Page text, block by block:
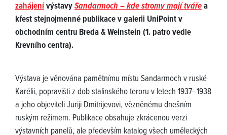
zahájenívýstavySandarmoch – kde stromy mají tvářea
křest stejnojmenné publikace v galerii UniPoint v
obchodním centru Breda & Weinstein (1. patro vedle
Krevního centra).
Výstava je věnována pamětnímu místu Sandarmoch v ruské
Karélii, popravišti z dob stalinského teroru v letech 1937–1938
a jeho objeviteli Juriji Dmitrijevovi, vězněnému dnešním
ruským režimem. Publikace obsahuje zkrácenou verzi
výstavních panelů, ale především katalog všech uměleckých